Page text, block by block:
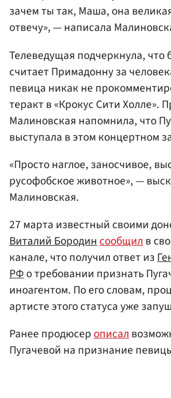
зачем ты так, Маша, она
отвечу», — написала
Телеведущая подчеркнула, что
считает Примадонну за
певица никак не
теракт в «Крокус Сити Холле».
Малиновская напомнила, что
выступала в этом концертном
«Просто наглое, заносчивое,
русофобское животное», —
Малиновская.
27 марта известный своими
Виталий Бородинсообщилв
канале, что получил ответ из
РФо требовании признать
иноагентом. По его словам,
артисте этого статуса уже
Ранее продюсерописал
Пугачевой на признание